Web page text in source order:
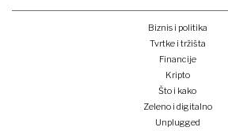
Biznis i politika
Tvrtke i tržišta
Financije
Kripto
Što i kako
Zeleno i digitalno
Unplugged